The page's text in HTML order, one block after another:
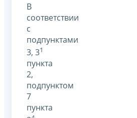
В
соответствии
с
подпунктами
3, 31
пункта
2,
подпунктом
7
пункта